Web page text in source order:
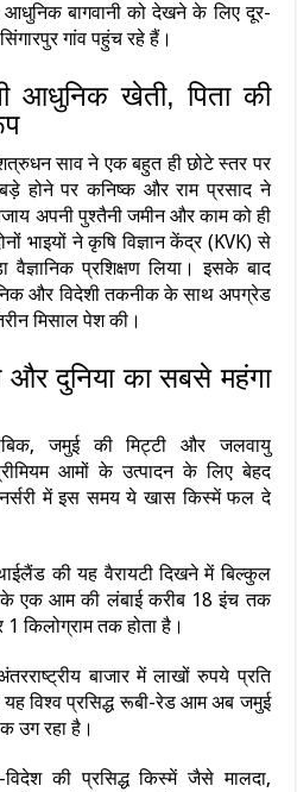
बागवानी को देखने के लिए दूर-
गांव पहुंच रहे हैं।
आधुनिक खेती, पिता की
साव ने एक बहुत ही छोटे स्तर पर
होने पर कनिष्क और राम प्रसाद ने
अपनी पुश्तैनी जमीन और काम को ही
भाइयों ने कृषि विज्ञान केंद्र (KVK) से
वैज्ञानिक प्रशिक्षण लिया। इसके बाद
और विदेशी तकनीक के साथ अपग्रेड
मिसाल पेश की।
दुनिया का सबसे महंगा
जमुई की मिट्टी और जलवायु
आमों के उत्पादन के लिए बेहद
में इस समय ये खास किस्में फल दे
की यह वैरायटी दिखने में बिल्कुल
एक आम की लंबाई करीब 18 इंच तक
किलोग्राम तक होता है।
बाजार में लाखों रुपये प्रति
यह विश्व प्रसिद्ध रूबी-रेड आम अब जमुई
उग रहा है।
की प्रसिद्ध किस्में जैसे मालदा,